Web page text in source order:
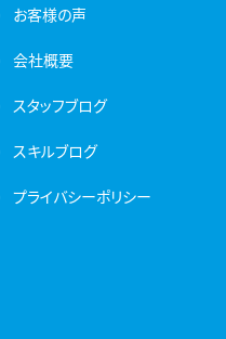
お客様の声
会社概要
スタッフブログ
スキルブログ
プライバシーポリシー